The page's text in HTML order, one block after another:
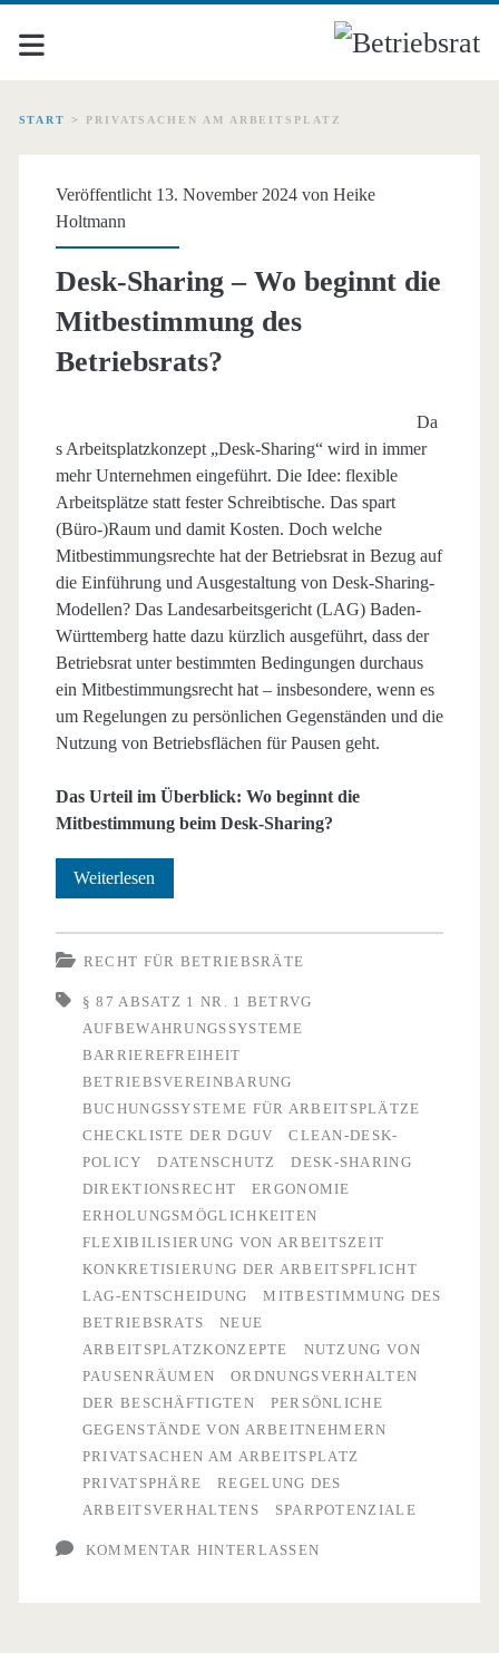
START > PRIVATSACHEN AM ARBEITSPLATZ
Schlagwort:
<span>Privatsachen
am
Arbeitsplatz</span>
Veröffentlicht 13. November 2024 von Heike
Holtmann
Desk-Sharing – Wo beginnt die
Mitbestimmung des
Betriebsrats?
Da
s Arbeitsplatzkonzept „Desk-Sharing“ wird in immer
mehr Unternehmen eingeführt. Die Idee: flexible
Arbeitsplätze statt fester Schreibtische. Das spart
(Büro-)Raum und damit Kosten. Doch welche
Mitbestimmungsrechte hat der Betriebsrat in Bezug auf
die Einführung und Ausgestaltung von Desk-Sharing-
Modellen? Das Landesarbeitsgericht (LAG) Baden-
Württemberg hatte dazu kürzlich ausgeführt, dass der
Betriebsrat unter bestimmten Bedingungen durchaus
ein Mitbestimmungsrecht hat – insbesondere, wenn es
um Regelungen zu persönlichen Gegenständen und die
Nutzung von Betriebsflächen für Pausen geht.
Das Urteil im Überblick: Wo beginnt die
Mitbestimmung beim Desk-Sharing?
Weiterlesen
–
Wo
beginnt
die
Mitbestimmung
des
Betriebsrats?
RECHT FÜR BETRIEBSRÄTE
§ 87 ABSATZ 1 NR. 1 BETRVG
AUFBEWAHRUNGSSYSTEME
BARRIEREFREIHEIT
BETRIEBSVEREINBARUNG
BUCHUNGSSYSTEME FÜR ARBEITSPLÄTZE
CHECKLISTE DER DGUV
CLEAN-DESK-
POLICY
DATENSCHUTZ
DESK-SHARING
DIREKTIONSRECHT
ERGONOMIE
ERHOLUNGSMÖGLICHKEITEN
FLEXIBILISIERUNG VON ARBEITSZEIT
KONKRETISIERUNG DER ARBEITSPFLICHT
LAG-ENTSCHEIDUNG
MITBESTIMMUNG DES
BETRIEBSRATS
NEUE
ARBEITSPLATZKONZEPTE
NUTZUNG VON
PAUSENRÄUMEN
ORDNUNGSVERHALTEN
DER BESCHÄFTIGTEN
PERSÖNLICHE
GEGENSTÄNDE VON ARBEITNEHMERN
PRIVATSACHEN AM ARBEITSPLATZ
PRIVATSPHÄRE
REGELUNG DES
ARBEITSVERHALTENS
SPARPOTENZIALE
KOMMENTAR HINTERLASSEN